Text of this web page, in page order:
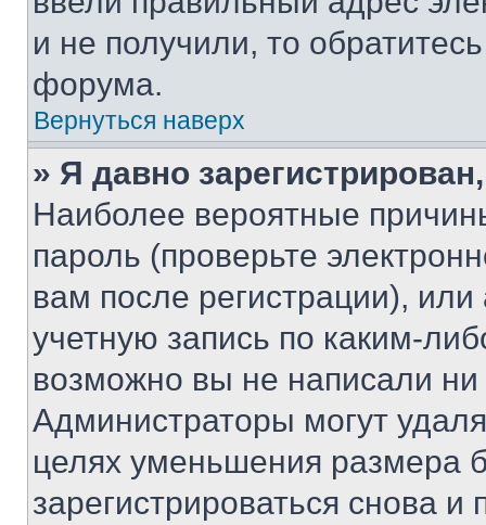
и не получили, то
форума.
Вернуться наверх
» Я давно
Наиболее вероятные
пароль (проверьте
вам после регистрации),
учетную запись по каким-
возможно вы не написали
Администраторы могут
целях уменьшения размера
зарегистрироваться снова и